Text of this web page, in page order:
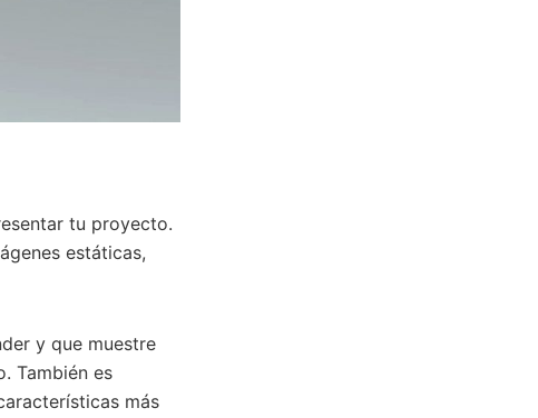
tu proyecto.
estáticas,
y que muestre
También es
más